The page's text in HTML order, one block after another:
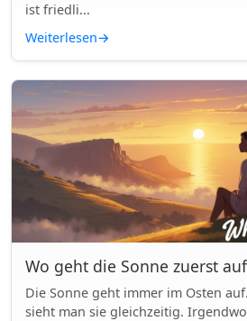
ist friedli...
Weiterlesen→
Wo geht die Sonne zuerst
Die Sonne geht immer im Osten
sieht man sie gleichzeitig.